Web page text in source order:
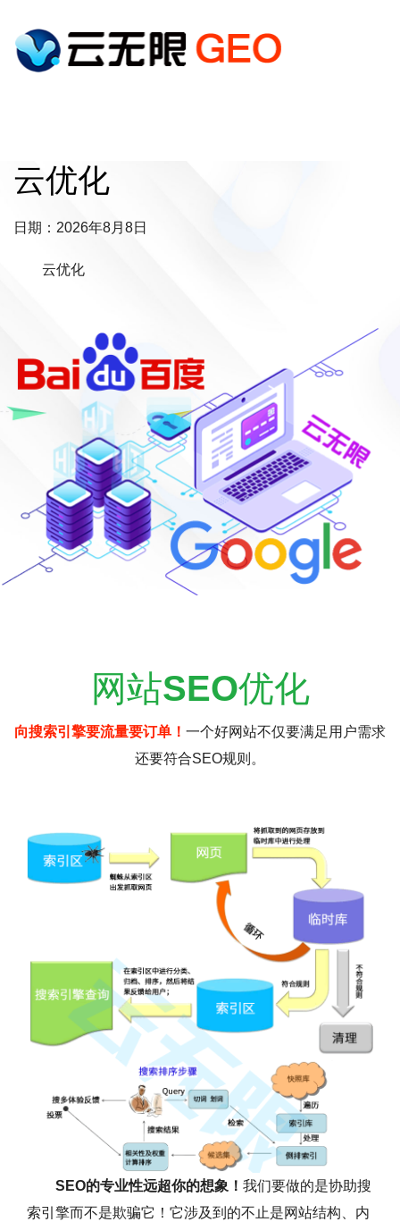
云优化
日期：2026年8月8日
云优化
网站SEO优化
向搜索引擎要流量要订单！ 一个好网站不仅要满足用户需求
还要符合SEO规则。
SEO的专业性远超你的想象！ 我们要做的是协助搜
索引擎而不是欺骗它！它涉及到的不止是网站结构、内